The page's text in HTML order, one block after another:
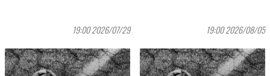
2026/08/05 19:00
2026/07/29 19:00